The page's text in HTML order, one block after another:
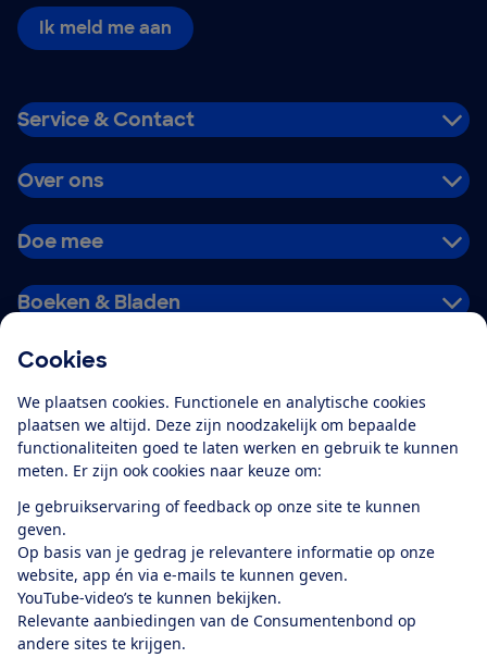
Cookies
We plaatsen cookies. Functionele en analytische cookies
plaatsen we altijd. Deze zijn noodzakelijk om bepaalde
functionaliteiten goed te laten werken en gebruik te kunnen
meten. Er zijn ook cookies naar keuze om:
Je gebruikservaring of feedback op onze site te kunnen
geven.
Op basis van je gedrag je relevantere informatie op onze
website, app én via e-mails te kunnen geven.
YouTube-video’s te kunnen bekijken.
Relevante aanbiedingen van de Consumentenbond op
andere sites te krijgen.
Ik meld me aan
Service & Contact
Over ons
Doe mee
Boeken & Bladen
Alles over de
app
Algemene Voorwaarden
Privacyverklaring
Cookiebeleid
Privacyvoorkeuren
Toegankelijkheid